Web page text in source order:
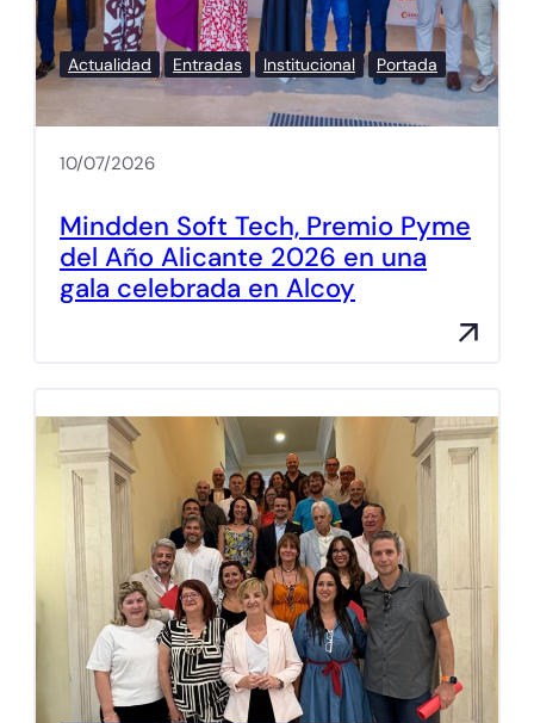
Actualidad Entradas Institucional Portada
10/07/2026
Mindden Soft Tech, Premio Pyme
del Año Alicante 2026 en una
gala celebrada en Alcoy